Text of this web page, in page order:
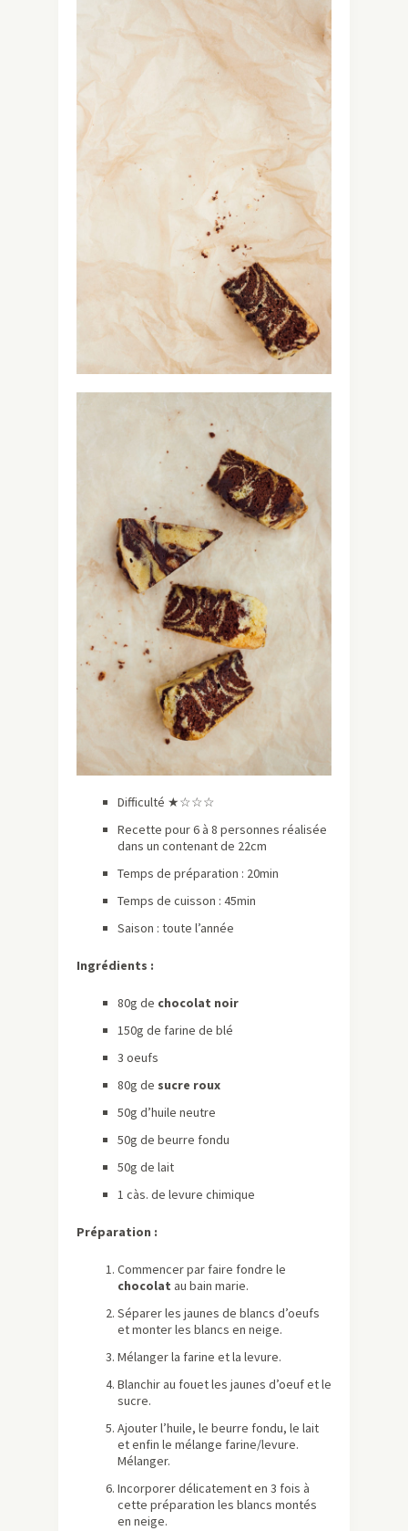
Difficulté ★☆☆☆
Recette pour 6 à 8 personnes réalisée
dans un contenant de 22cm
Temps de préparation : 20min
Temps de cuisson : 45min
Saison : toute l’année
Ingrédients :
80g de chocolat noir
150g de farine de blé
3 oeufs
80g de sucre roux
50g d’huile neutre
50g de beurre fondu
50g de lait
1 càs. de levure chimique
Préparation :
Commencer par faire fondre le
chocolat au bain marie.
Séparer les jaunes de blancs d’oeufs
et monter les blancs en neige.
Mélanger la farine et la levure.
Blanchir au fouet les jaunes d’oeuf et le
sucre.
Ajouter l’huile, le beurre fondu, le lait
et enfin le mélange farine/levure.
Mélanger.
Incorporer délicatement en 3 fois à
cette préparation les blancs montés
en neige.